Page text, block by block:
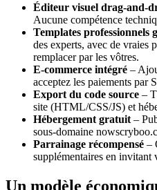
Éditeur visuel
Aucune compétence
Templates professionnels
des experts, avec de vraies
remplacer par les vôtres.
E‑commerce intégré –
acceptez les paiements par
Export du code source –
site (HTML/CSS/JS) et
Hébergement gratuit –
sous‑domaine
Parrainage récompensé –
supplémentaires en invitant
Un modèle